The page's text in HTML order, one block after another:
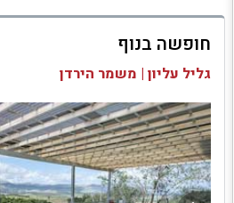
למתחם זה
בדיקת זמינות ומחירים
חופשה בנוף
גליל עליון | משמר הירדן